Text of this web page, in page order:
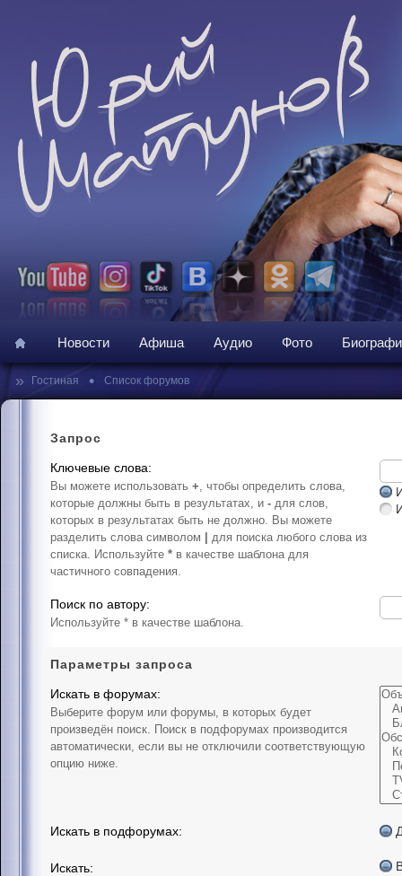
Новости Афиша Аудио Фото
» Гостиная • Список форумов
Запрос
Ключевые слова:
Вы можете использовать +, чтобы определить слова,
которые должны быть в результатах, и - для слов,
которых в результатах быть не должно. Вы можете
разделить слова символом
для поиска любого слова из
списка. Используйте * в качестве шаблона для
частичного совпадения.
Поиск по автору:
Используйте * в качестве шаблона.
Параметры запроса
Искать в форумах:
Выберите форум или форумы, в которых будет
произведён поиск. Поиск в подфорумах производится
автоматически, если вы не отключили соответствующую
опцию ниже.
Искать в подфорумах:
Искать: